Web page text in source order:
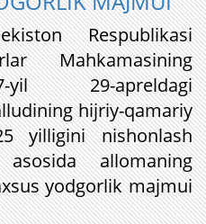
Respublikasi
Mahkamasining
yil 29-apreldagi
hijriy-qamariy
yilligini nishonlash
asosida allomaning
yodgorlik majmui